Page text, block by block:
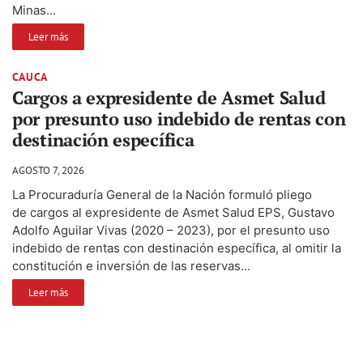
Minas...
Leer más
CAUCA
Cargos a expresidente de Asmet Salud
por presunto uso indebido de rentas con
destinación específica
AGOSTO 7, 2026
La Procuraduría General de la Nación formuló pliego
de cargos al expresidente de Asmet Salud EPS, Gustavo
Adolfo Aguilar Vivas (2020 – 2023), por el presunto uso
indebido de rentas con destinación específica, al omitir la
constitución e inversión de las reservas...
Leer más